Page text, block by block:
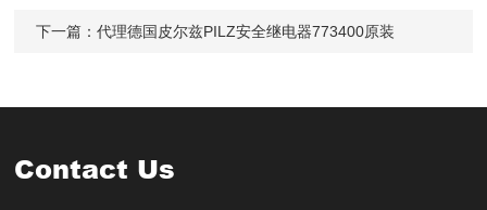
下一篇：代理德国皮尔兹PILZ安全继电器773400原装
Contact Us